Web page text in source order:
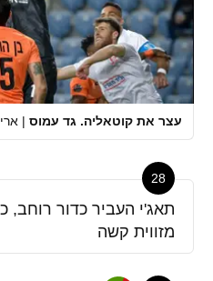
עצר את קוטאליה. גד עמוס |
28
תאג'י העביר כדור רוחב,
מזווית קשה